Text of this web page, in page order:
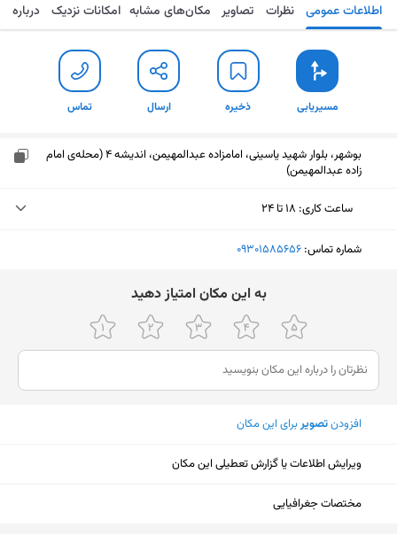
مسیریابی ذخیره ارسال تماس اطلاعات عمومی نظرات تصاویر مکان‌های مشابه امکانات نزدیک درباره
مسیریابی ذخیره ارسال تماس
بوشهر، بلوار شهید یاسینی، امامزاده عبدالمهیمن، اندیشه 4 (محله‌ی امام
زاده عبدالمهیمن)
ساعت کاری: ۱۸ تا ۲۴
یکشنبه (امروز)
چهارشنبه
۱۸ تا ۲۴
پنجشنبه
۱۸ تا ۲۴
جمعه
شنبه
شماره تماس: ‎09301585656
ﺑﻪ اﯾﻦ ﻣﮑﺎن اﻣﺘﯿﺎز دﻫﯿﺪ
افزودنتصویربرای این مکان
ویرایش اطلاعات یا گزارش تعطیلی این مکان
مختصات جغرافیایی